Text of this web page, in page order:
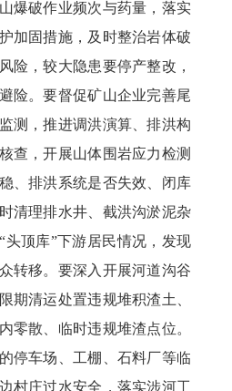
爆破作业频次与药量，落实
加固措施，及时整治岩体破
险，较大隐患要停产整改，
险。要督促矿山企业完善尾
测，推进调洪演算、排洪构
查，开展山体围岩应力检测
、排洪系统是否失效、闭库
清理排水井、截洪沟淤泥杂
“头顶库”下游居民情况，发现
转移。要深入开展河道沟谷
期清运处置违规堆积渣土、
零散、临时违规堆渣点位。
停车场、工棚、石料厂等临
村庄过水安全，落实涉河工